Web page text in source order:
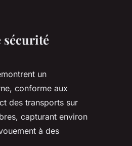
sécurité
un
conforme aux
des transports sur
capturant environ
à des